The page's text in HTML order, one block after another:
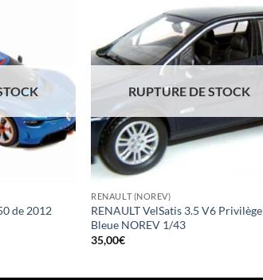
de 2012
RUPTURE DE STOCK
RENAULT (NOREV)
RENAULT VelSatis 3.5 V6 Privilège
Bleue NOREV 1/43
35,00€